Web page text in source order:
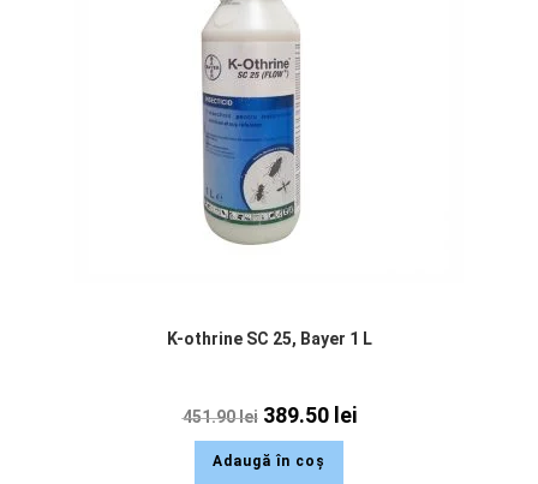
K-othrine SC 25, Bayer 1 L
451.90lei 389.50 lei
Adaugă în coș